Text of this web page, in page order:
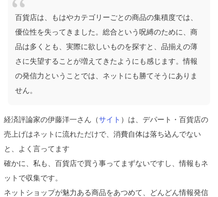
百貨店は、もはやカテゴリーごとの商品の集積度では、
優位性を失ってきました。総合という呪縛のために、商
品は多くとも、実際に欲しいものを探すと、品揃えの薄
さに失望することが増えてきたようにも感じます。情報
の発信力ということでは、ネットにも勝てそうにありま
せん。
経済評論家の伊藤洋一さん（サイト ）は、デパート・百貨店の
売上げはネットに流れただけで、消費自体は落ち込んでない
と、よく言ってます
確かに、私も、百貨店で買う事ってまずないですし、情報もネ
ットで収集です。
ネットショップが魅力ある商品をあつめて、どんどん情報発信